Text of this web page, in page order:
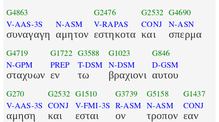
G4863
V-AAS-3S
συναγαγη
N-ASM
αμητον
G2476
V-RAPAS
εστηκοτα
G2532
CONJ
και
G4690
N-ASN
σπερμα
G4719
N-GPM
σταχυων
G1722
PREP
εν
G3588
T-DSM
τω
G1023
N-DSM
βραχιονι
G846
D-GSM
αυτου
G270
V-AAS-3S
αμηση
G2532
CONJ
και
G1510
V-FMI-3S
εσται
G3739
R-ASM
ον
G5158
N-ASM
τροπον
G1437
CONJ
εαν